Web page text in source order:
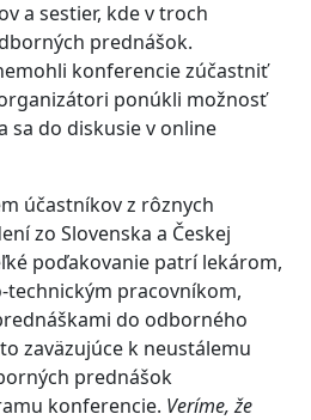
a sestier, kde v troch
prednášok.
konferencie zúčastniť
ponúkli možnosť
sa do diskusie v online
účastníkov z rôznych
zo Slovenska a Českej
poďakovanie patrí lekárom,
technickým pracovníkom,
do odborného
zaväzujúce k neustálemu
prednášok
konferencie. Veríme, že